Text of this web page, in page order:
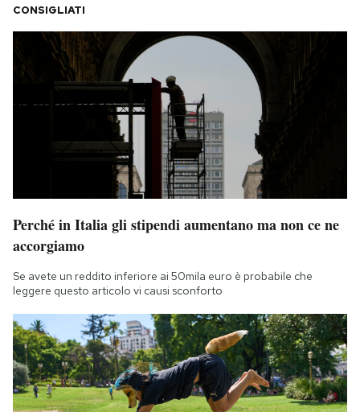
CONSIGLIATI
Perché in Italia gli stipendi aumentano ma non ce ne
accorgiamo
Se avete un reddito inferiore ai 50mila euro è probabile che
leggere questo articolo vi causi sconforto